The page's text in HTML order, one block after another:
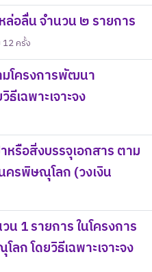
ล่อลื่น จำนวน ๒ รายการ
12 ครั้ง
มโครงการพัฒนา
เฉพาะเจาะจง
หรือสิ่งบรรจุเอกสาร ตาม
ครพิษณุโลก (วงเงิน
1 รายการ ในโครงการ
ก โดยวิธีเฉพาะเจาะจง